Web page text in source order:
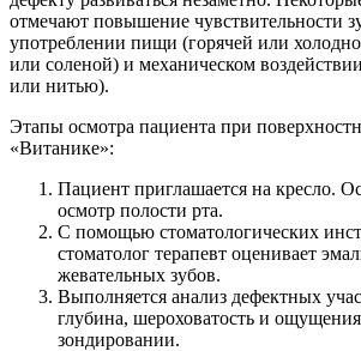
отмечают повышение чувствительности
употреблении пищи (горячей или
или соленой) и механическом
или нитью).
Этапы осмотра пациента при
«Витанике»:
Пациент приглашается на кресло.
осмотр полости рта.
С помощью стоматологических
стоматолог терапевт оценивает
жевательных зубов.
Выполняется анализ дефектных
глубина, шероховатость и
зондировании.